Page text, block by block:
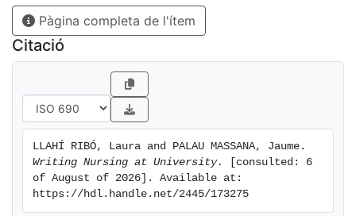
Pàgina completa de l'ítem
Citació
Writing Nursing at University.
[consulted: 6
of August of 2026]. Available at:
https://hdl.handle.net/2445/173275